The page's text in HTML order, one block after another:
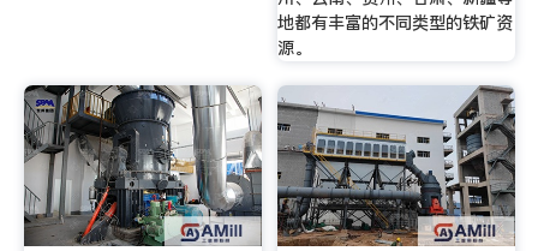
地都有丰富的不同类型的铁矿资
源。